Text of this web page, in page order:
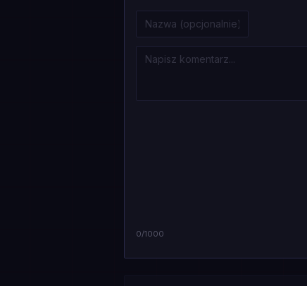
0/1000